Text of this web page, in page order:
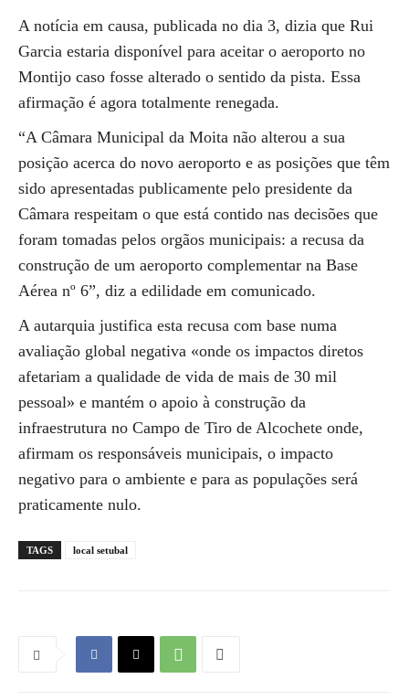
A notícia em causa, publicada no dia 3, dizia que Rui
Garcia estaria disponível para aceitar o aeroporto no
Montijo caso fosse alterado o sentido da pista. Essa
afirmação é agora totalmente renegada.
“A Câmara Municipal da Moita não alterou a sua
posição acerca do novo aeroporto e as posições que têm
sido apresentadas publicamente pelo presidente da
Câmara respeitam o que está contido nas decisões que
foram tomadas pelos orgãos municipais: a recusa da
construção de um aeroporto complementar na Base
Aérea nº 6”, diz a edilidade em comunicado.
A autarquia justifica esta recusa com base numa
avaliação global negativa «onde os impactos diretos
afetariam a qualidade de vida de mais de 30 mil
pessoal» e mantém o apoio à construção da
infraestrutura no Campo de Tiro de Alcochete onde,
afirmam os responsáveis municipais, o impacto
negativo para o ambiente e para as populações será
praticamente nulo.
TAGS local setubal